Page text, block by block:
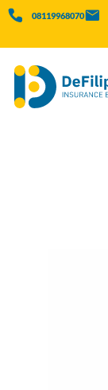
08119968070